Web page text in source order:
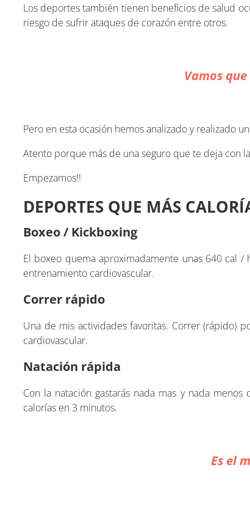
Los deportes también tienen beneficios de salud
riesgo de sufrir ataques de corazón entre otros.
Vamos
Pero en esta ocasión hemos analizado y realizado
Atento porque más de una seguro que te deja con
Empezamos!!
DEPORTES QUE MÁS
Boxeo / Kickboxing
El boxeo quema aproximadamente unas 640 cal
entrenamiento cardiovascular.
Correr rápido
Una de mis actividades favoritas. Correr (rápido)
cardiovascular.
Natación rápida
Con la natación gastarás nada mas y nada
calorías en 3 minutos.
Es el